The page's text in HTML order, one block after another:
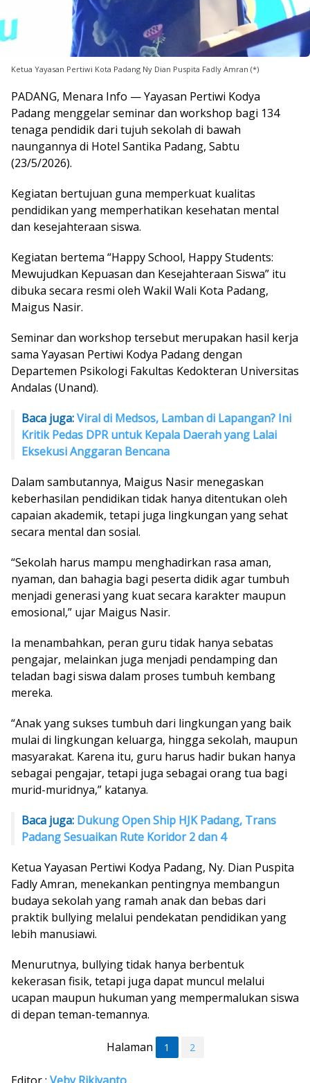
Ketua Yayasan Pertiwi Kota Padang Ny Dian Puspita Fadly Amran (*)
PADANG, Menara Info — Yayasan Pertiwi Kodya
Padang menggelar seminar dan workshop bagi 134
tenaga pendidik dari tujuh sekolah di bawah
naungannya di Hotel Santika Padang, Sabtu
(23/5/2026).
Kegiatan bertujuan guna memperkuat kualitas
pendidikan yang memperhatikan kesehatan mental
dan kesejahteraan siswa.
Kegiatan bertema “Happy School, Happy Students:
Mewujudkan Kepuasan dan Kesejahteraan Siswa” itu
dibuka secara resmi oleh Wakil Wali Kota Padang,
Maigus Nasir.
Seminar dan workshop tersebut merupakan hasil kerja
sama Yayasan Pertiwi Kodya Padang dengan
Departemen Psikologi Fakultas Kedokteran Universitas
Andalas (Unand).
Baca juga:Viral di Medsos, Lamban di Lapangan? Ini
Kritik Pedas DPR untuk Kepala Daerah yang Lalai
Eksekusi Anggaran Bencana
Dalam sambutannya, Maigus Nasir menegaskan
keberhasilan pendidikan tidak hanya ditentukan oleh
capaian akademik, tetapi juga lingkungan yang sehat
secara mental dan sosial.
“Sekolah harus mampu menghadirkan rasa aman,
nyaman, dan bahagia bagi peserta didik agar tumbuh
menjadi generasi yang kuat secara karakter maupun
emosional,” ujar Maigus Nasir.
Ia menambahkan, peran guru tidak hanya sebatas
pengajar, melainkan juga menjadi pendamping dan
teladan bagi siswa dalam proses tumbuh kembang
mereka.
“Anak yang sukses tumbuh dari lingkungan yang baik
mulai di lingkungan keluarga, hingga sekolah, maupun
masyarakat. Karena itu, guru harus hadir bukan hanya
sebagai pengajar, tetapi juga sebagai orang tua bagi
murid-muridnya,” katanya.
Baca juga: Dukung Open Ship HJK Padang, Trans
Padang Sesuaikan Rute Koridor 2 dan 4
Ketua Yayasan Pertiwi Kodya Padang, Ny. Dian Puspita
Fadly Amran, menekankan pentingnya membangun
budaya sekolah yang ramah anak dan bebas dari
praktik bullying melalui pendekatan pendidikan yang
lebih manusiawi.
Menurutnya, bullying tidak hanya berbentuk
kekerasan fisik, tetapi juga dapat muncul melalui
ucapan maupun hukuman yang mempermalukan siswa
di depan teman-temannya.
Halaman 1 2